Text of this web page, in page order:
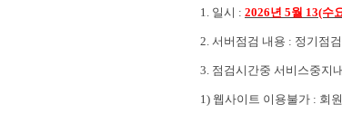
1. 일시 : 2026년 5월 13(수
2. 서버점검 내용 : 정기점
3. 점검시간중 서비스중지
1) 웹사이트 이용불가 : 회